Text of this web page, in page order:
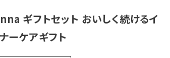
ギフトセット おいしく続けるイ
ーケアギフト